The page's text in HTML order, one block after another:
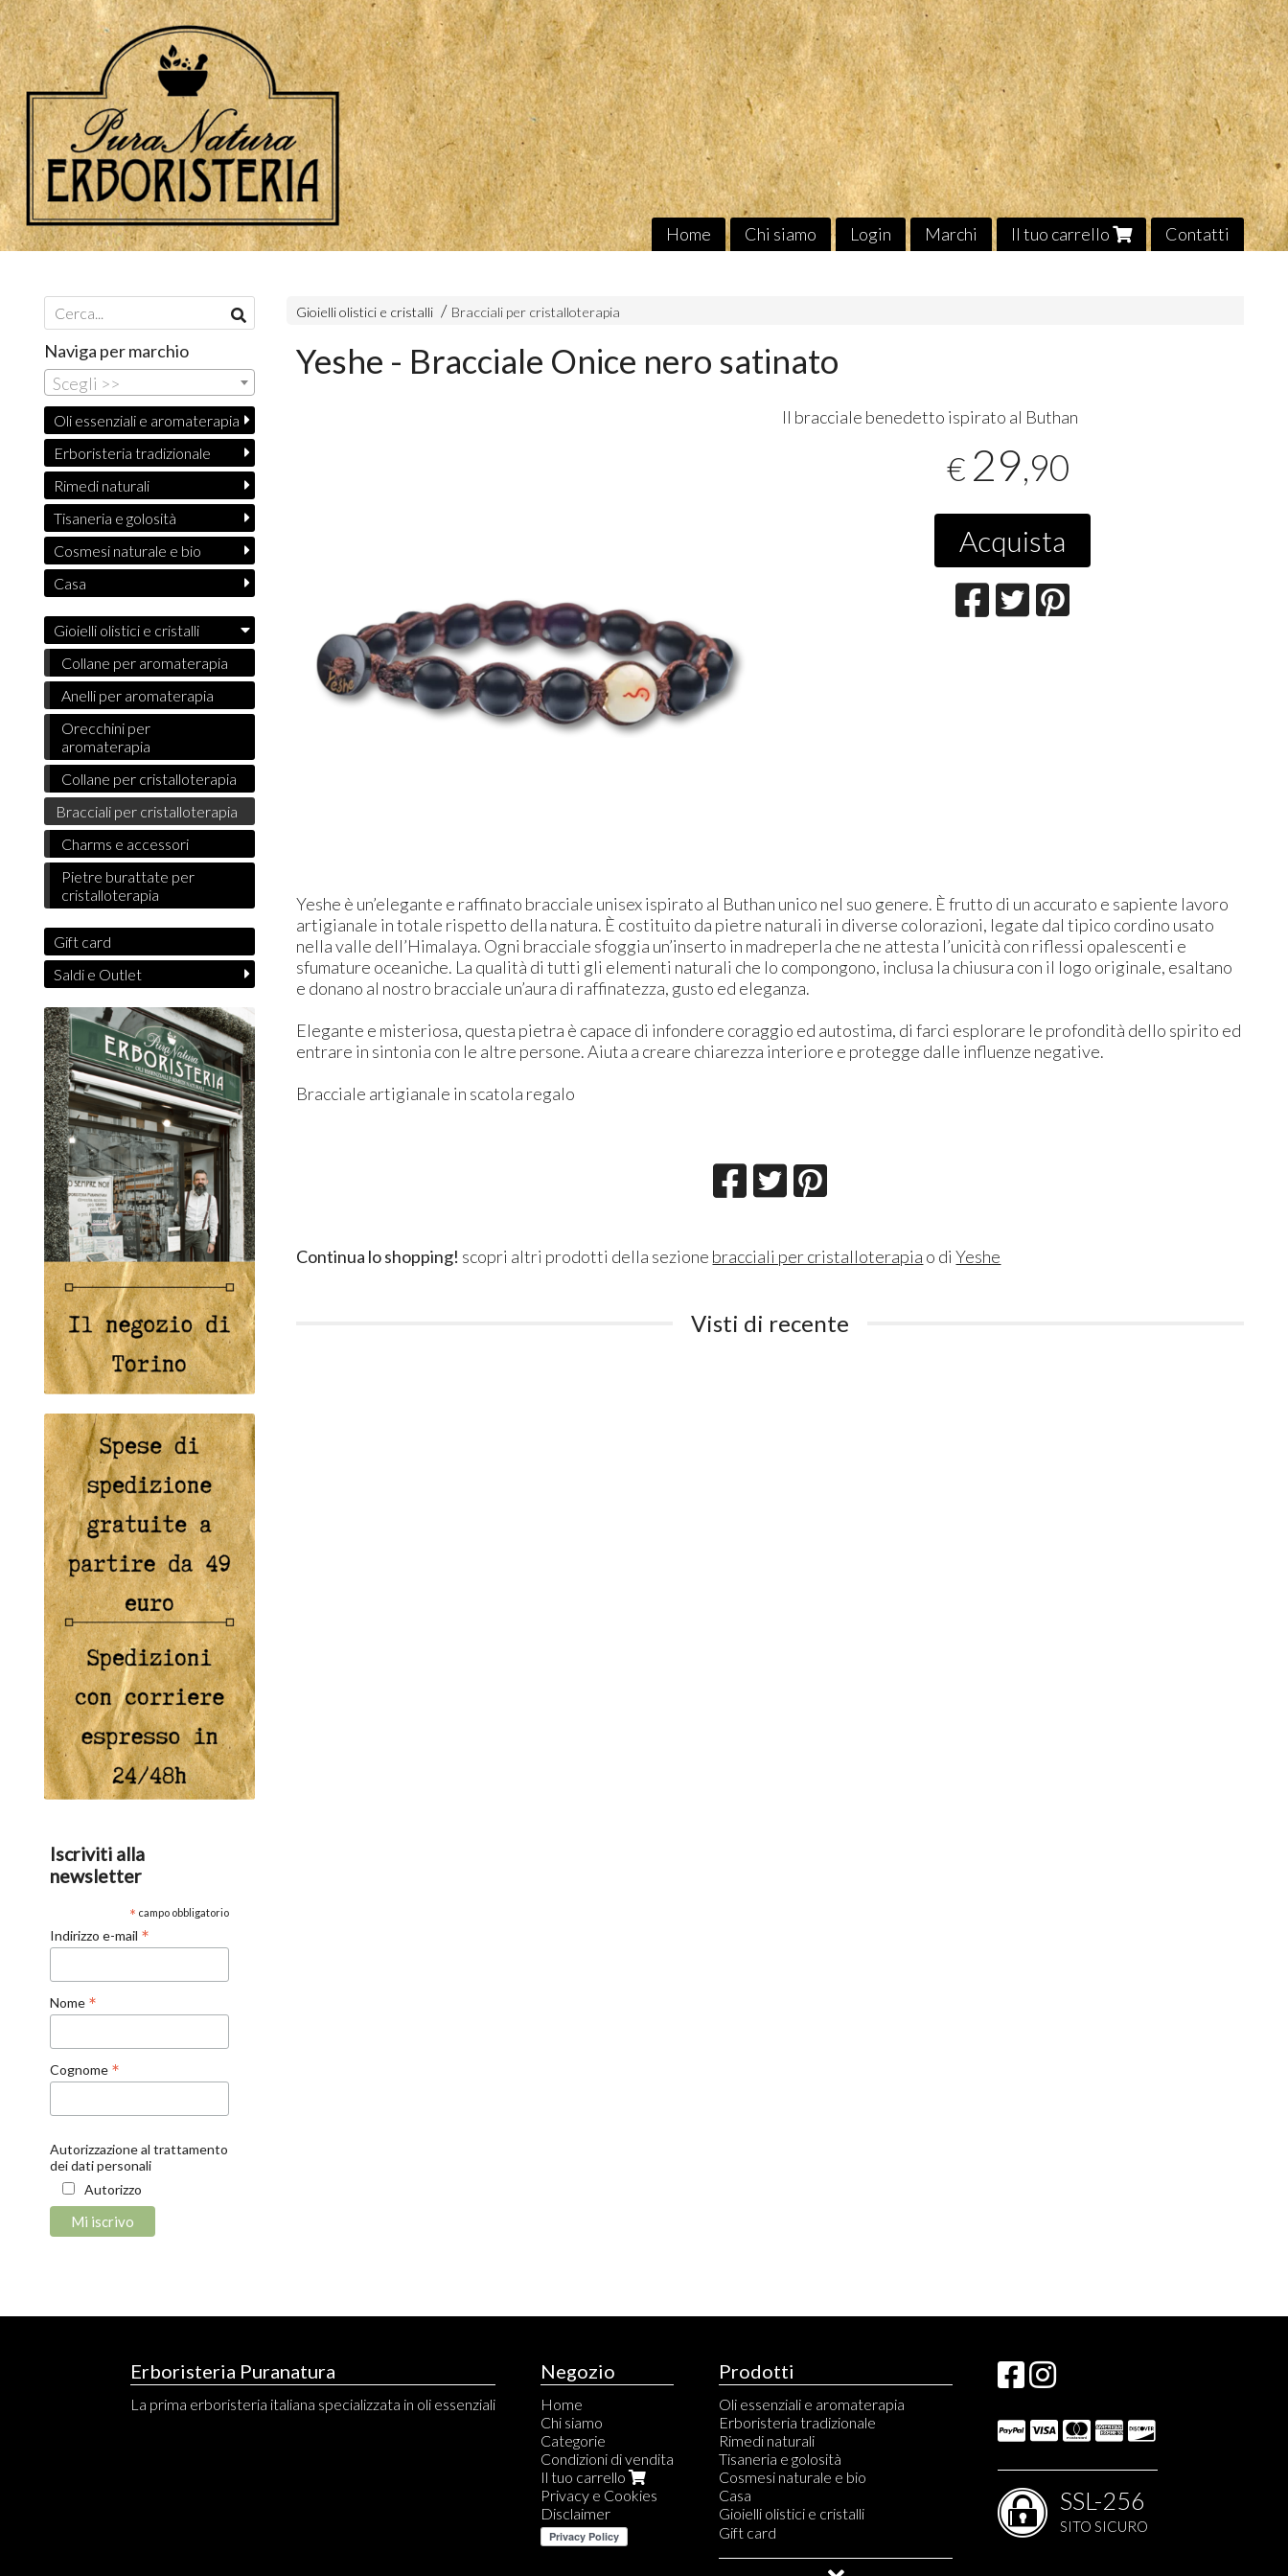
Home Chi siamo Login Marchi Il tuo carrello Contatti
Gioielli olistici e cristalli Bracciali per cristalloterapia
Yeshe - Bracciale Onice nero satinato
Il bracciale benedetto ispirato al Buthan
€ 29,90
Acquista
Yeshe è un’elegante e raffinato bracciale unisex ispirato al Buthan unico nel suo genere. È frutto di un accurato e sapiente lavoro
artigianale in totale rispetto della natura. È costituito da pietre naturali in diverse colorazioni, legate dal tipico cordino usato
nella valle dell’Himalaya. Ogni bracciale sfoggia un’inserto in madreperla che ne attesta l’unicità con riflessi opalescenti e
sfumature oceaniche. La qualità di tutti gli elementi naturali che lo compongono, inclusa la chiusura con il logo originale, esaltano
e donano al nostro bracciale un’aura di raffinatezza, gusto ed eleganza.
Elegante e misteriosa, questa pietra è capace di infondere coraggio ed autostima, di farci esplorare le profondità dello spirito ed
entrare in sintonia con le altre persone. Aiuta a creare chiarezza interiore e protegge dalle influenze negative.
Bracciale artigianale in scatola regalo
Continua lo shopping! scopri altri prodotti della sezione bracciali per cristalloterapia o diYeshe
Visti di recente
Naviga per marchio
Scegli >>
Oli essenziali e aromaterapia
Erboristeria tradizionale
Rimedi naturali
Tisaneria e golosità
Cosmesi naturale e bio
Casa
Gioielli olistici e cristalli
Collane per aromaterapia
Anelli per aromaterapia
Orecchini per
aromaterapia
Collane per cristalloterapia
Bracciali per cristalloterapia
Charms e accessori
Pietre burattate per
cristalloterapia
Gift card
Saldi e Outlet
Iscriviti alla
newsletter
* campo obbligatorio
Indirizzo e-mail *
Nome *
Cognome *
Autorizzazione al trattamento
dei dati personali
Autorizzo
Erboristeria Puranatura
La prima erboristeria italiana specializzata in oli essenziali
Negozio
Home
Chi siamo
Categorie
Condizioni di vendita
Il tuo carrello
Privacy e Cookies
Disclaimer
Prodotti
Oli essenziali e aromaterapia
Erboristeria tradizionale
Rimedi naturali
Tisaneria e golosità
Cosmesi naturale e bio
Casa
Gioielli olistici e cristalli
Collane per aromaterapia
Orecchini per aromaterapia
Gift card
SSL-256
SITO SICURO